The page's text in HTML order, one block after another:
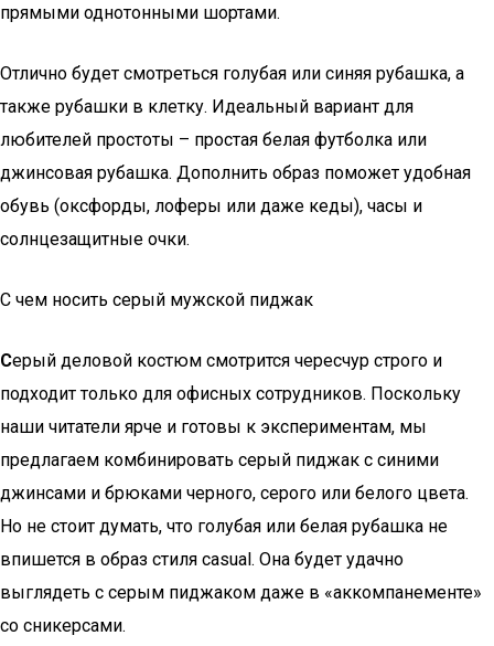
прямыми однотонными шортами.
Отлично будет смотреться голубая или синяя рубашка, а
также рубашки в клетку. Идеальный вариант для
любителей простоты – простая белая футболка или
джинсовая рубашка. Дополнить образ поможет удобная
обувь (оксфорды, лоферы или даже кеды), часы и
солнцезащитные очки.
С чем носить серый мужской пиджак
Серый деловой костюм смотрится чересчур строго и
подходит только для офисных сотрудников. Поскольку
наши читатели ярче и готовы к экспериментам, мы
предлагаем комбинировать серый пиджак с синими
джинсами и брюками черного, серого или белого цвета.
Но не стоит думать, что голубая или белая рубашка не
впишется в образ стиля casual. Она будет удачно
выглядеть с серым пиджаком даже в «аккомпанементе»
со сникерсами.